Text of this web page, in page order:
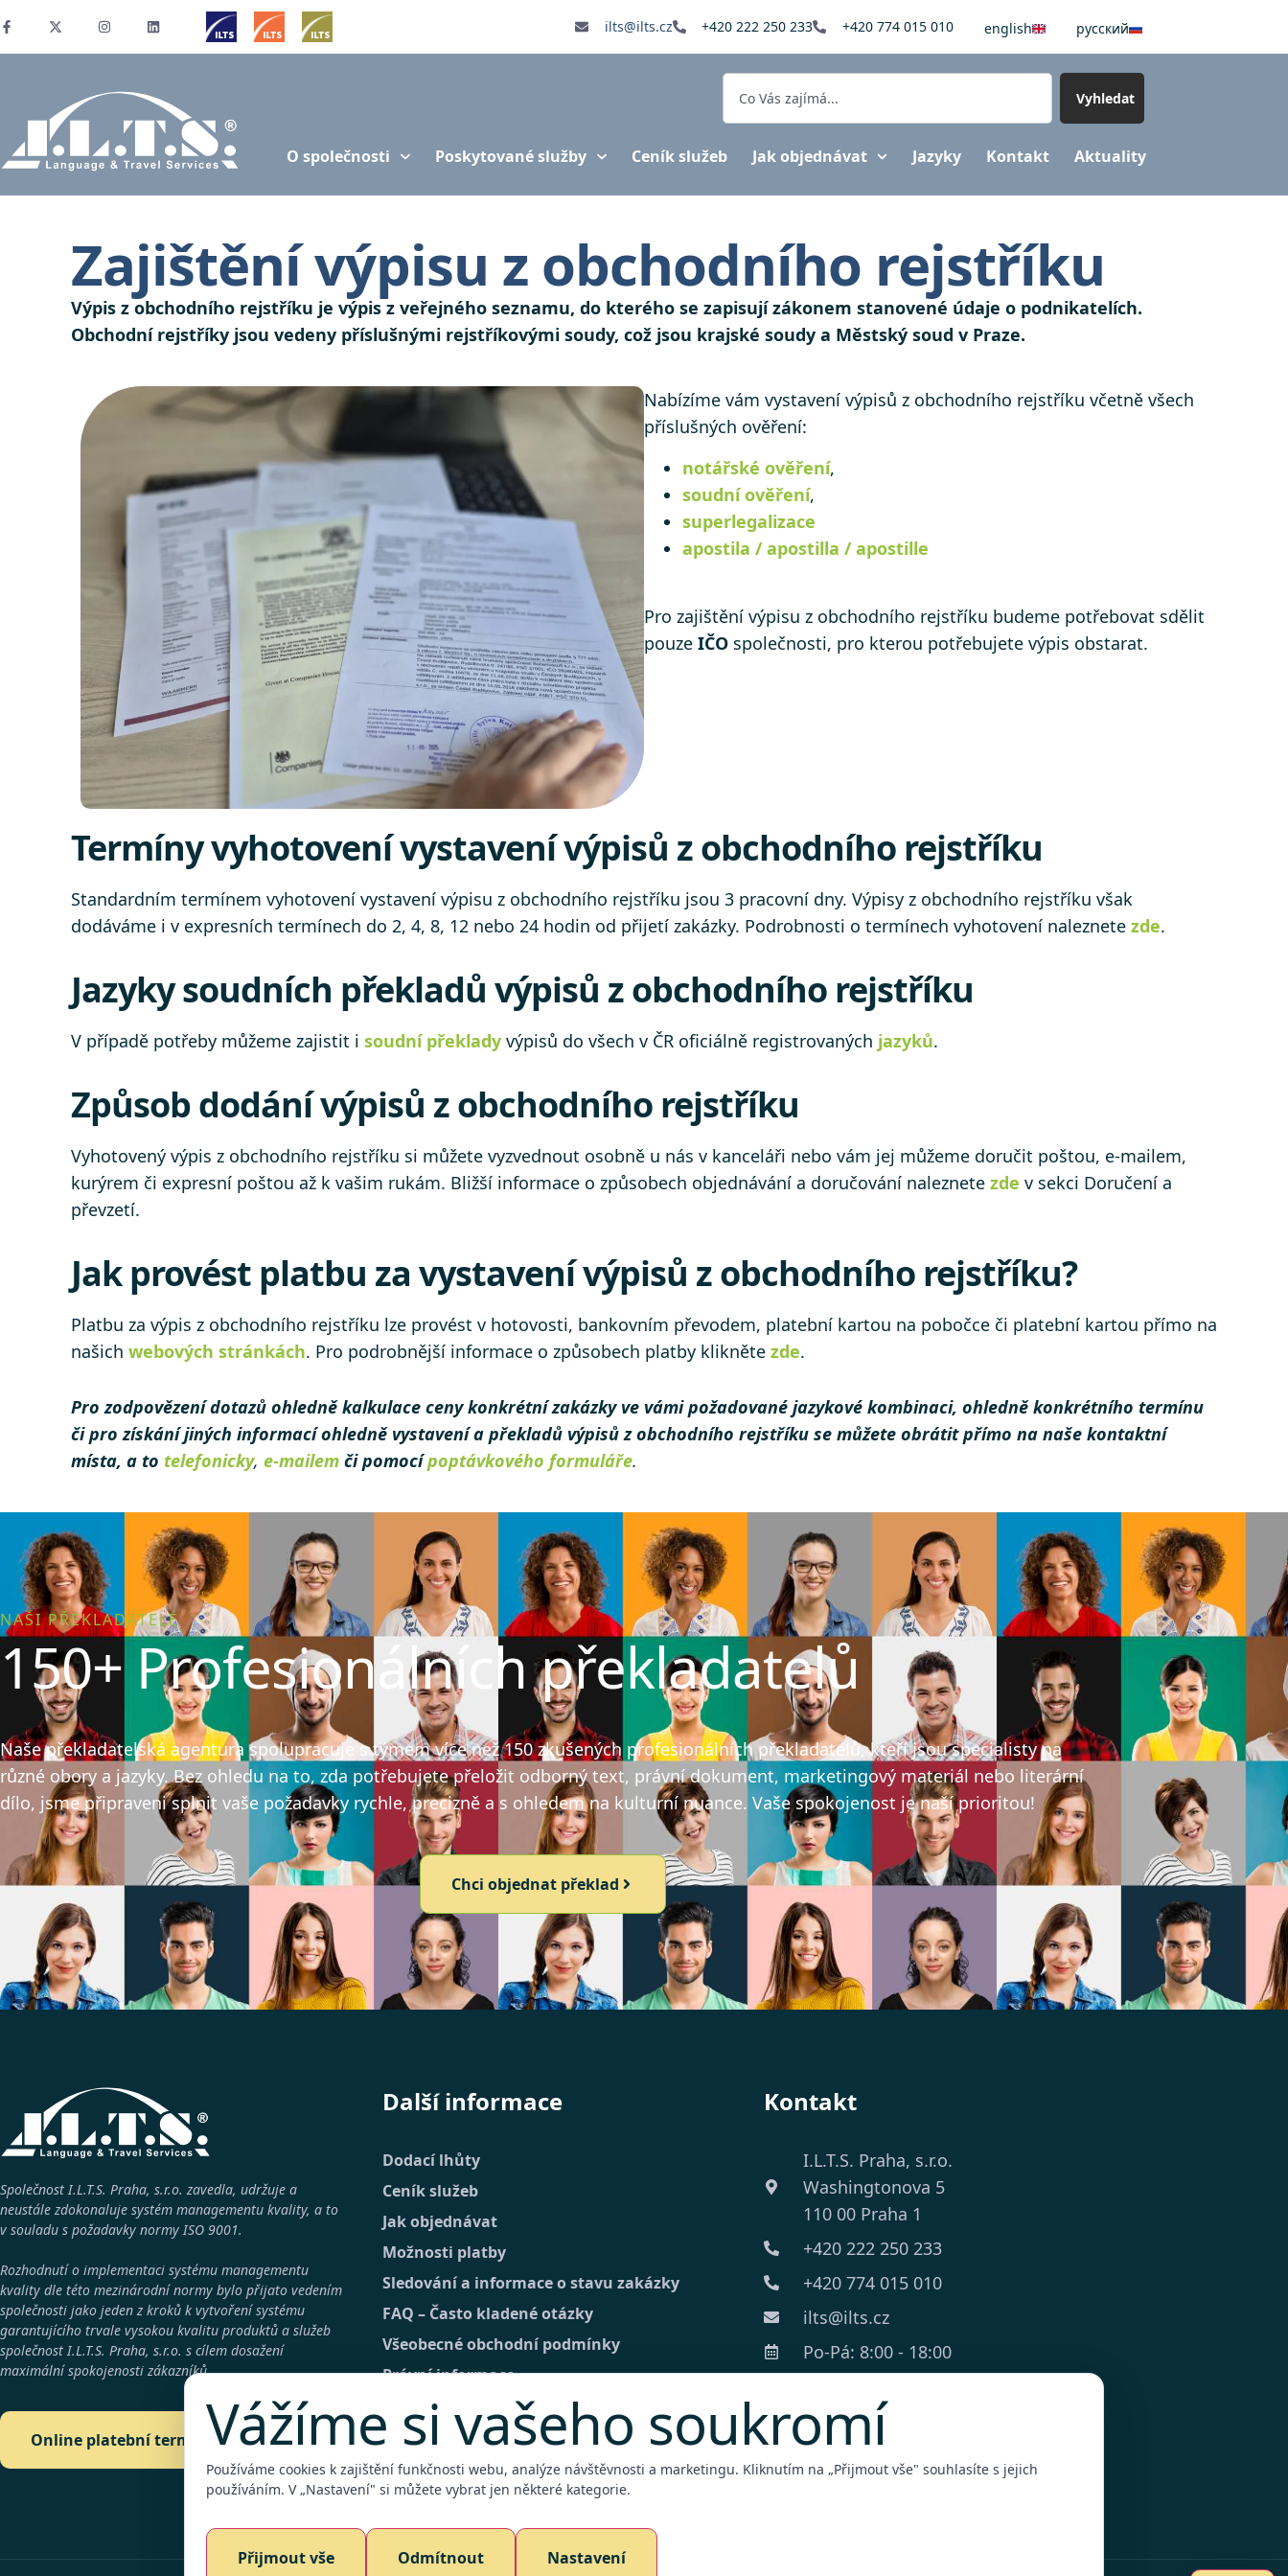
ilts@ilts.cz +420 222 250 233 +420 774 015 010 english pусский
Vyhledat
O společnosti Poskytované služby Ceník služeb Jak objednávat Jazyky Kontakt Aktuality
Zajištění výpisu z obchodního rejstříku
Výpis z obchodního rejstříku je výpis z veřejného seznamu, do kterého se zapisují zákonem stanovené údaje o podnikatelích.
Obchodní rejstříky jsou vedeny příslušnými rejstříkovými soudy, což jsou krajské soudy a Městský soud v Praze.
Nabízíme vám vystavení výpisů z obchodního rejstříku včetně všech
příslušných ověření:
notářské ověření,
soudní ověření,
superlegalizace
apostila / apostilla / apostille
Pro zajištění výpisu z obchodního rejstříku budeme potřebovat sdělit
pouze IČO společnosti, pro kterou potřebujete výpis obstarat.
Termíny vyhotovení vystavení výpisů z obchodního rejstříku
Standardním termínem vyhotovení vystavení výpisu z obchodního rejstříku jsou 3 pracovní dny. Výpisy z obchodního rejstříku však
dodáváme i v expresních termínech do 2, 4, 8, 12 nebo 24 hodin od přijetí zakázky. Podrobnosti o termínech vyhotovení naleznete zde.
Jazyky soudních překladů výpisů z obchodního rejstříku
V případě potřeby můžeme zajistit i soudní překlady výpisů do všech v ČR oficiálně registrovaných jazyků.
Způsob dodání výpisů z obchodního rejstříku
Vyhotovený výpis z obchodního rejstříku si můžete vyzvednout osobně u nás v kanceláři nebo vám jej můžeme doručit poštou, e-mailem,
kurýrem či expresní poštou až k vašim rukám. Bližší informace o způsobech objednávání a doručování naleznete zde v sekci Doručení a
převzetí.
Jak provést platbu za vystavení výpisů z obchodního rejstříku?
Platbu za výpis z obchodního rejstříku lze provést v hotovosti, bankovním převodem, platební kartou na pobočce či platební kartou přímo na
našich webových stránkách. Pro podrobnější informace o způsobech platby klikněte zde.
Pro zodpovězení dotazů ohledně kalkulace ceny konkrétní zakázky ve vámi požadované jazykové kombinaci, ohledně konkrétního termínu
či pro získání jiných informací ohledně vystavení a překladů výpisů z obchodního rejstříku se můžete obrátit přímo na naše kontaktní
místa, a to telefonicky, e-mailem či pomocípoptávkového formuláře.
NAŠI PŘEKLADATELÉ
150+ Profesionálních překladatelů
Naše překladatelská agentura spolupracuje s týmem více než 150 zkušených profesionálních překladatelů, kteří jsou specialisty na
různé obory a jazyky. Bez ohledu na to, zda potřebujete přeložit odborný text, právní dokument, marketingový materiál nebo literární
dílo, jsme připraveni splnit vaše požadavky rychle, precizně a s ohledem na kulturní nuance. Vaše spokojenost je naší prioritou!
Chci objednat překlad
Společnost I.L.T.S. Praha, s.r.o. zavedla, udržuje a
neustále zdokonaluje systém managementu kvality, a to
v souladu s požadavky normy ISO 9001.
Rozhodnutí o implementaci systému managementu
kvality dle této mezinárodní normy bylo přijato vedením
společnosti jako jeden z kroků k vytvoření systému
garantujícího trvale vysokou kvalitu produktů a služeb
společnost I.L.T.S. Praha, s.r.o. s cílem dosažení
maximální spokojenosti zákazníků.
Online platební terminál
Další informace
Dodací lhůty
Ceník služeb
Jak objednávat
Možnosti platby
Sledování a informace o stavu zakázky
FAQ – Často kladené otázky
Všeobecné obchodní podmínky
Právní informace
Kontakt
Detailní poptávka
Platební terminál
Kontakt
I.L.T.S. Praha, s.r.o.
Washingtonova 5
110 00 Praha 1
+420 222 250 233
+420 774 015 010
ilts@ilts.cz
Po-Pá: 8:00 - 18:00
Vážíme si vašeho soukromí
Používáme cookies k zajištění funkčnosti webu, analýze návštěvnosti a marketingu. Kliknutím na „Přijmout vše" souhlasíte s jejich
používáním. V „Nastavení" si můžete vybrat jen některé kategorie.
Přijmout vše Odmítnout Nastavení